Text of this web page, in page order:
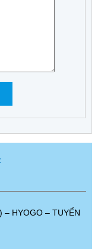
– HYOGO – TUYỂN